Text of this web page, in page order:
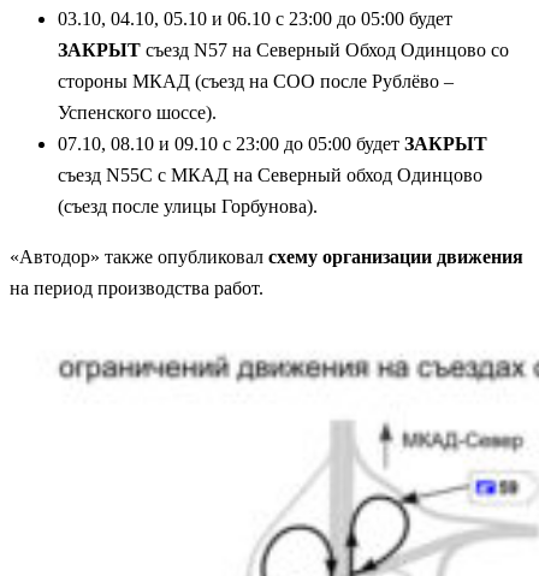
03.10, 04.10, 05.10 и 06.10 с 23:00 до 05:00 будет
ЗАКРЫТ съезд N57 на Северный Обход Одинцово со
стороны МКАД (съезд на СОО после Рублёво –
Успенского шоссе).
07.10, 08.10 и 09.10 с 23:00 до 05:00 будет ЗАКРЫТ
съезд N55C с МКАД на Северный обход Одинцово
(съезд после улицы Горбунова).
«Автодор» также опубликовал схему организации движения
на период производства работ.